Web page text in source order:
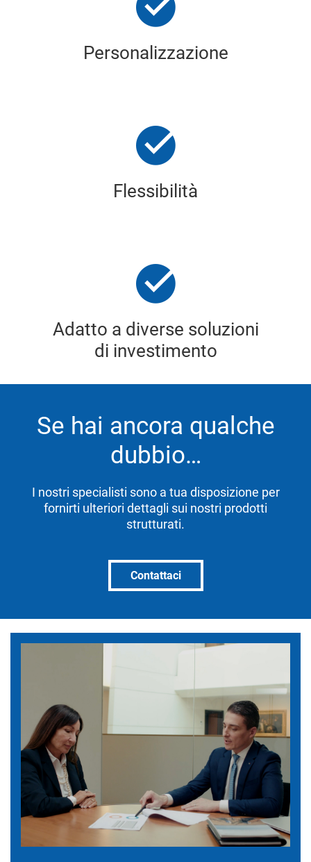
Personalizzazione
Flessibilità
Adatto a diverse soluzioni
di investimento
Se hai ancora qualche
dubbio…
I nostri specialisti sono a tua disposizione per
fornirti ulteriori dettagli sui nostri prodotti
strutturati.
Contattaci